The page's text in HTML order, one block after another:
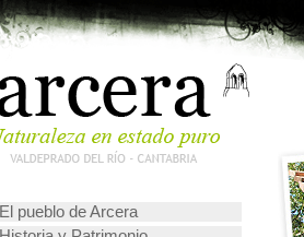
El pueblo de Arcera